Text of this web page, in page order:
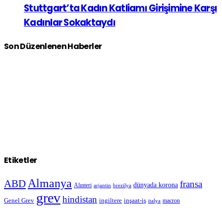
Stuttgart’ta Kadın Katliamı Girişimine Karşı
Kadınlar Sokaktaydı
Son Düzenlenen Haberler
Etiketler
ABD Almanya Alınteri arjantin brezilya dünyada korona fransa
Genel Grev grevhindistan ingiltere inşaat-iş italya macron